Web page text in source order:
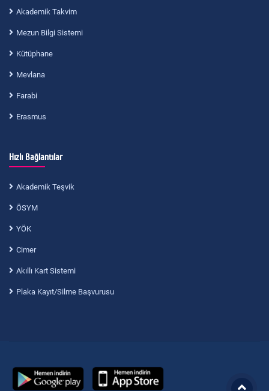
Akademik Takvim
Mezun Bilgi Sistemi
Kütüphane
Mevlana
Farabi
Erasmus
Hızlı Bağlantılar
Akademik Teşvik
ÖSYM
YÖK
Cimer
Akıllı Kart Sistemi
Plaka Kayıt/Silme Başvurusu